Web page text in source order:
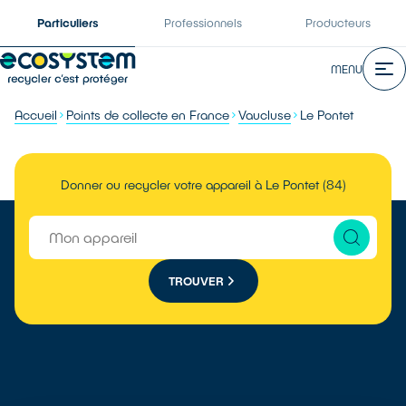
Particuliers Professionnels Producteurs
MENU
Accueil Points de collecte en France Vaucluse Le Pontet
Donner ou recycler votre appareil à Le Pontet (84)
TROUVER